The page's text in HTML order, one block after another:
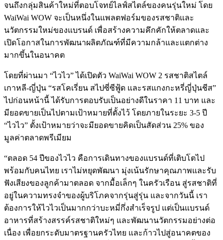
จนถึงกลุ่มสินค้าใหม่ที่ตอบโจทย์ไลฟ์สไตล์ของคนรุ่นใหม่ โดย
WaiWai WOW จะเป็นหนึ่งในแพลตฟอร์มของรสชาติและ
นวัตกรรมใหม่ของแบรนด์ เพื่อสร้างความคึกคักให้ตลาดและ
เปิดโอกาสในการพัฒนาผลิตภัณฑ์ที่มีความกล้าและแตกต่าง
มากขึ้นในอนาคต
โดยที่ผ่านมา “ไวไว” ได้เปิดตัว WaiWai WOW 2 รสชาติสไตล์
เกาหลี-ญี่ปุ่น “รสโคเรี่ยน สไปซี่ซีฟู้ด และรสแกงกะหรี่ญี่ปุ่นชีส”
ไปก่อนหน้านี้ ได้รับการตอบรับเป็นอย่างดีในราคา 11 บาท และ
มียอดขายเป็นไปตามเป้าหมายที่ตั้งไว้ โดยภายในระยะ 3-5 ปี
“ไวไว” ตั้งเป้าหมายว่าจะมียอดขายคิดเป็นสัดส่วน 25% ของ
มูลค่าตลาดพรีเมียม
“ตลอด 54 ปีของไวไว คือการเดินทางของแบรนด์ที่เติบโตไป
พร้อมกับคนไทย เราไม่หยุดพัฒนา มุ่งเน้นรักษาคุณภาพและรับ
ฟังเสียงของลูกค้ามาตลอด จากมื้อเล็กๆ ในครัวเรือน สู่รสชาติที่
อยู่ในความทรงจำของผู้บริโภคจากรุ่นสู่รุ่น และจากวันนี้ เรา
ต้องการให้ไวไวเป็นมากกว่าบะหมี่กึ่งสำเร็จรูป แต่เป็นแบรนด์
อาหารที่สร้างสรรค์รสชาติใหม่ๆ และพัฒนานวัตกรรมอย่างต่อ
เนื่อง เพื่อยกระดับมาตรฐานครัวไทย และก้าวไปสู่อนาคตของ